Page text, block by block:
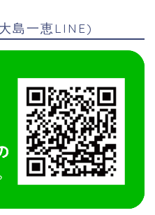
島一恵LINE)